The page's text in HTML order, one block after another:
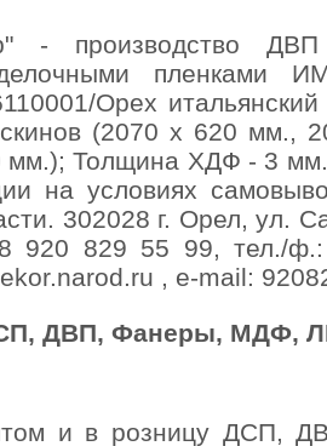
- производство
пленками
Орех
(2070 х 620 мм.,
мм.); Толщина ХДФ - 3 мм.
на условиях
302028 г. Орел, ул.
920 829 55 99, тел./ф.:
, e-mail:
ДВП, Фанеры, МДФ,
и в розницу ДСП,